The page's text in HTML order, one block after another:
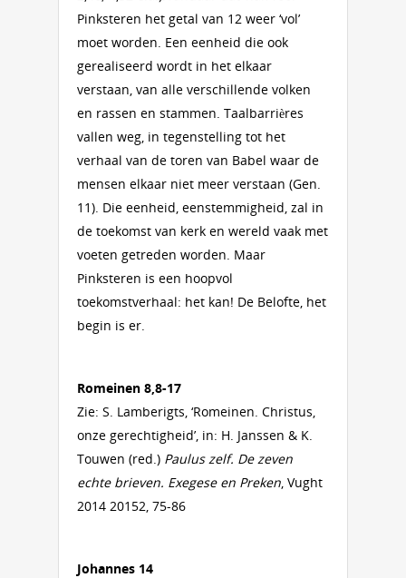
Pinksteren het getal van 12 weer ‘vol’
moet worden. Een eenheid die ook
gerealiseerd wordt in het elkaar
verstaan, van alle verschillende volken
en rassen en stammen. Taalbarrières
vallen weg, in tegenstelling tot het
verhaal van de toren van Babel waar de
mensen elkaar niet meer verstaan (Gen.
11). Die eenheid, eenstemmigheid, zal in
de toekomst van kerk en wereld vaak met
voeten getreden worden. Maar
Pinksteren is een hoopvol
toekomstverhaal: het kan! De Belofte, het
begin is er.
Romeinen 8,8-17
Zie: S. Lamberigts, ‘Romeinen. Christus,
onze gerechtigheid’, in: H. Janssen & K.
Touwen (red.) Paulus zelf. De zeven
echte brieven. Exegese en Preken, Vught
2014 20152, 75-86
Johannes 14